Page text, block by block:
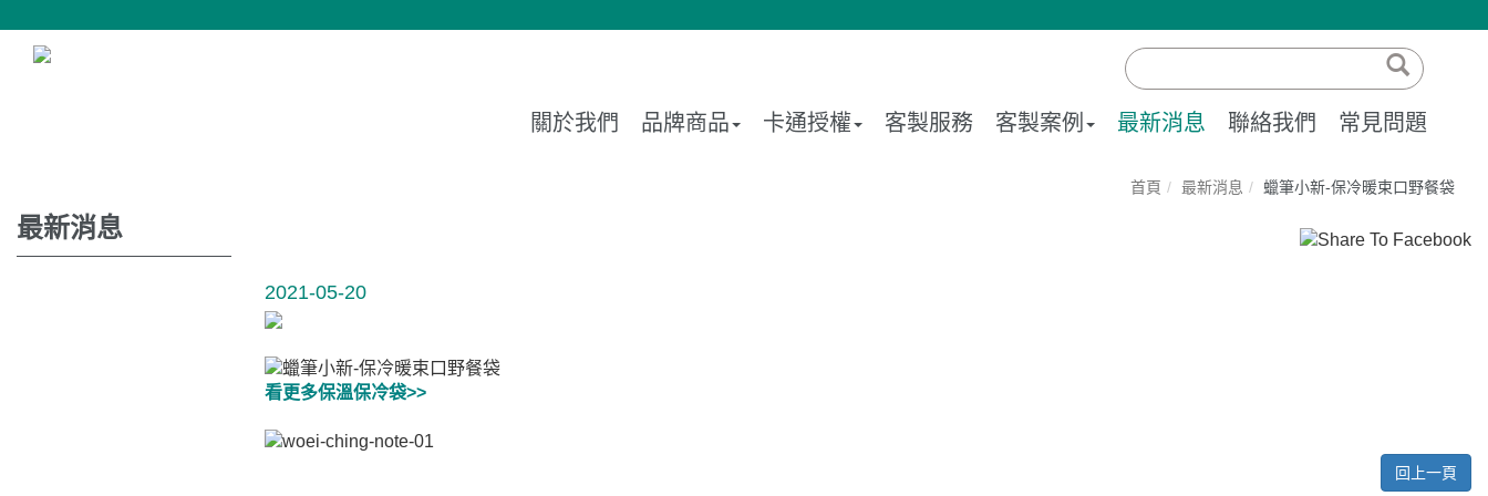
關於我們 品牌商品 卡通授權 客製服務 客製案例 最新消息 聯絡我們 常見問題
最新消息
首頁 最新消息 蠟筆小新-保冷暖束口野餐袋
2021-05-20
看更多保溫保冷袋>>
回上一頁